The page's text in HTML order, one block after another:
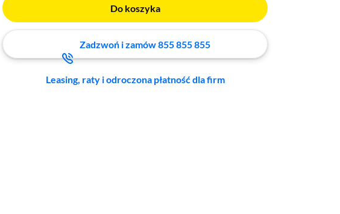
Do koszyka
Zadzwoń i zamów 855 855 855
Leasing, raty i odroczona płatność dla firm